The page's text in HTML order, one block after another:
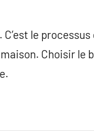
le processus
Choisir le